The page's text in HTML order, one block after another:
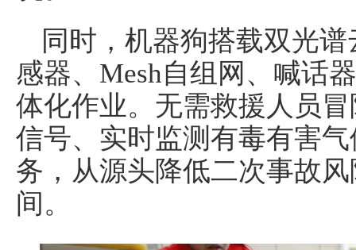
同时，机器狗搭载双光
感器、Mesh自组网、喊话
体化作业。无需救援人员
信号、实时监测有毒有害
务，从源头降低二次事故
间。